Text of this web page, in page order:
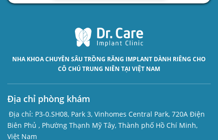
NHA KHOA CHUYÊN SÂU TRỒNG RĂNG IMPLANT DÀNH RIÊNG CHO
CÔ CHÚ TRUNG NIÊN TẠI VIỆT NAM
Địa chỉ phòng khám
Địa chỉ: P3-0.SH08, Park 3, Vinhomes Central Park, 720A Điện
Biên Phủ , Phường Thạnh Mỹ Tây, Thành phố Hồ Chí Minh,
Việt Nam